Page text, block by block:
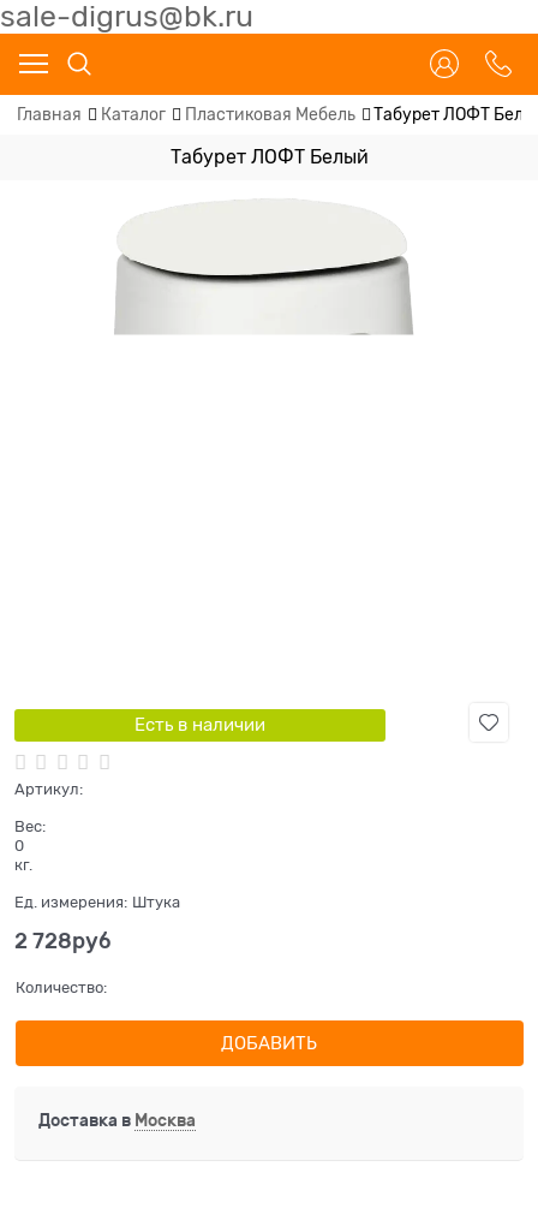
sale-digrus@bk.ru
Главная Каталог Пластиковая Мебель Табурет ЛОФТ
Табурет ЛОФТ Белый
Есть в наличии
Артикул:
Вес:
0
кг.
Ед. измерения: Штука
2 728руб
Количество:
ДОБАВИТЬ
Доставка в Москва